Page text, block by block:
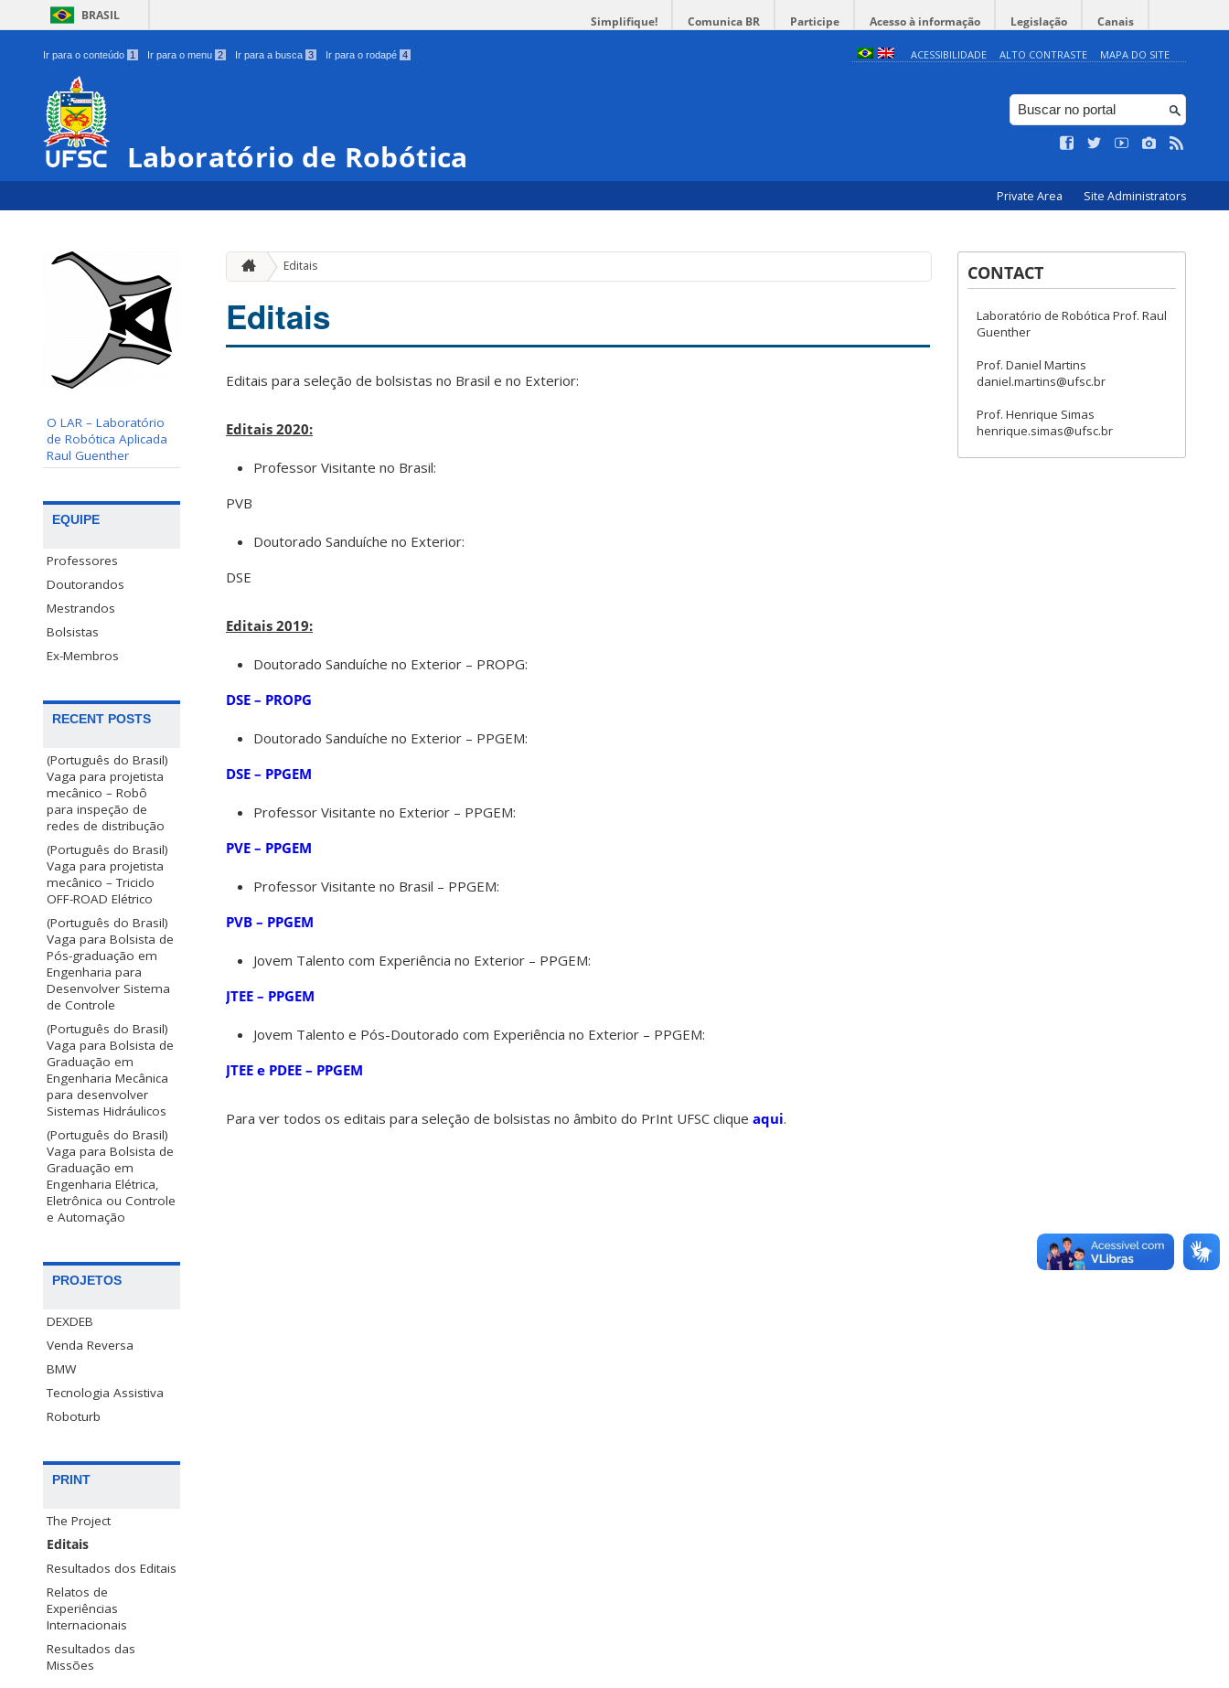
BRASIL Simplifique! Comunica BR Participe Acesso à informação Legislação Canais
Ir para o conteúdo 1 Ir para o menu 2 Ir para a busca 3 Ir para o rodapé 4 ACESSIBILIDADE ALTO CONTRASTE MAPA DO SITE
Laboratório de Robótica
Private Area Site Administrators
O LAR – Laboratório
de Robótica Aplicada
Raul Guenther
EQUIPE
Professores
Doutorandos
Mestrandos
Bolsistas
Ex-Membros
RECENT POSTS
(Português do Brasil)
Vaga para projetista
mecânico – Robô
para inspeção de
redes de distribução
(Português do Brasil)
Vaga para projetista
mecânico – Triciclo
OFF-ROAD Elétrico
(Português do Brasil)
Vaga para Bolsista de
Pós-graduação em
Engenharia para
Desenvolver Sistema
de Controle
(Português do Brasil)
Vaga para Bolsista de
Graduação em
Engenharia Mecânica
para desenvolver
Sistemas Hidráulicos
(Português do Brasil)
Vaga para Bolsista de
Graduação em
Engenharia Elétrica,
Eletrônica ou Controle
e Automação
PROJETOS
DEXDEB
Venda Reversa
BMW
Tecnologia Assistiva
Roboturb
PRINT
The Project
Editais
Resultados dos Editais
Relatos de
Experiências
Internacionais
Resultados das
Missões
Editais
Editais
Editais para seleção de bolsistas no Brasil e no Exterior:
Editais 2020:
Professor Visitante no Brasil:
PVB
Doutorado Sanduíche no Exterior:
DSE
Editais 2019:
Doutorado Sanduíche no Exterior – PROPG:
DSE – PROPG
Doutorado Sanduíche no Exterior – PPGEM:
DSE – PPGEM
Professor Visitante no Exterior – PPGEM:
PVE – PPGEM
Professor Visitante no Brasil – PPGEM:
PVB – PPGEM
Jovem Talento com Experiência no Exterior – PPGEM:
JTEE – PPGEM
Jovem Talento e Pós-Doutorado com Experiência no Exterior – PPGEM:
JTEE e PDEE – PPGEM
Para ver todos os editais para seleção de bolsistas no âmbito do PrInt UFSC clique aqui.
CONTACT
Laboratório de Robótica Prof. Raul
Guenther
Prof. Daniel Martins
daniel.martins@ufsc.br
Prof. Henrique Simas
henrique.simas@ufsc.br